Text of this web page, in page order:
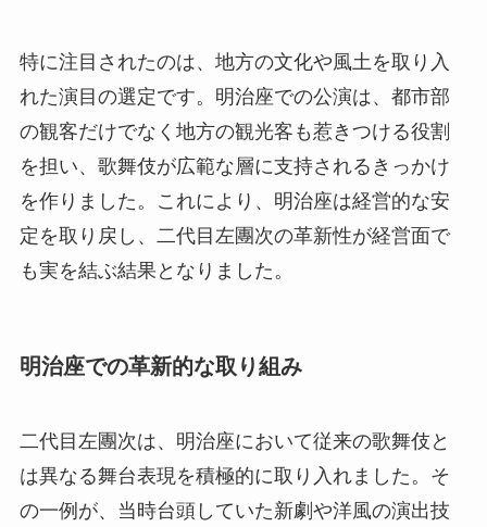
特に注目されたのは、地方の文化や風土を取り入
れた演目の選定です。明治座での公演は、都市部
の観客だけでなく地方の観光客も惹きつける役割
を担い、歌舞伎が広範な層に支持されるきっかけ
を作りました。これにより、明治座は経営的な安
定を取り戻し、二代目左團次の革新性が経営面で
も実を結ぶ結果となりました。
明治座での革新的な取り組み
二代目左團次は、明治座において従来の歌舞伎と
は異なる舞台表現を積極的に取り入れました。そ
の一例が、当時台頭していた新劇や洋風の演出技